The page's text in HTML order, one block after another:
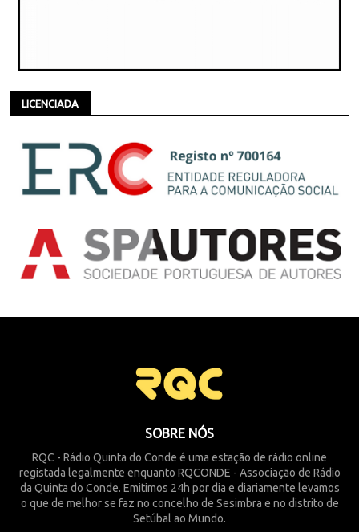
LICENCIADA
SOBRE NÓS
RQC - Rádio Quinta do Conde é uma estação de rádio online
registada legalmente enquanto RQCONDE - Associação de Rádio
da Quinta do Conde. Emitimos 24h por dia e diariamente levamos
o que de melhor se faz no concelho de Sesimbra e no distrito de
Setúbal ao Mundo.